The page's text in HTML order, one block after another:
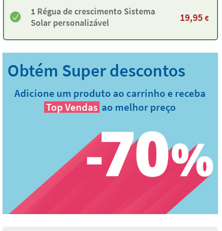
1 Régua de crescimento Sistema
Solar personalizável
19,95 €
Adicione um produto ao carrinho e receba
Top Vendas ao melhor preço